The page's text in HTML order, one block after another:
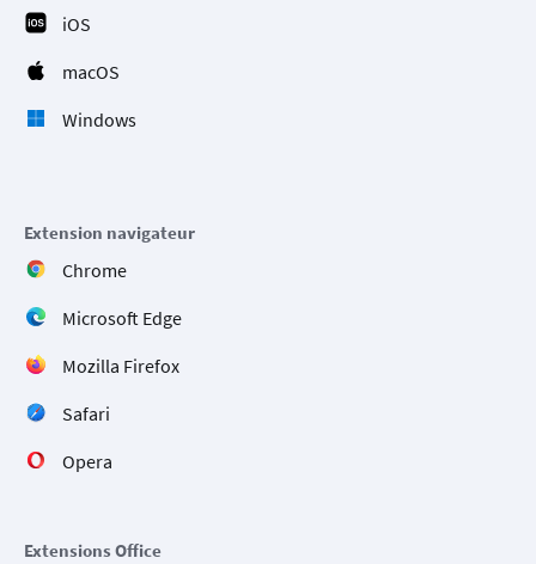
iOS
macOS
Windows
Extension navigateur
Chrome
Microsoft Edge
Mozilla Firefox
Safari
Opera
Extensions Office